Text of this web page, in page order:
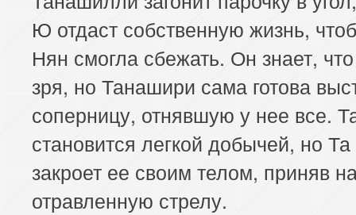
Ю отдаст собственную жизнь,
Нян смогла сбежать. Он знает,
зря, но Танашири сама готова
соперницу, отнявшую у нее все.
становится легкой добычей, но
закроет ее своим телом, приняв
отравленную стрелу.